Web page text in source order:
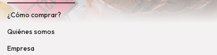
¿Cómo comprar?
Quiénes somos
Empresa